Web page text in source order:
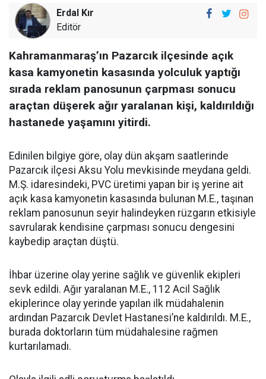
Erdal Kır
Editör
Kahramanmaraş’ın Pazarcık ilçesinde açık
kasa kamyonetin kasasında yolculuk yaptığı
sırada reklam panosunun çarpması sonucu
araçtan düşerek ağır yaralanan kişi, kaldırıldığı
hastanede yaşamını yitirdi.
Edinilen bilgiye göre, olay dün akşam saatlerinde
Pazarcık ilçesi Aksu Yolu mevkisinde meydana geldi.
M.Ş. idaresindeki, PVC üretimi yapan bir iş yerine ait
açık kasa kamyonetin kasasında bulunan M.E., taşınan
reklam panosunun seyir halindeyken rüzgarın etkisiyle
savrularak kendisine çarpması sonucu dengesini
kaybedip araçtan düştü.
İhbar üzerine olay yerine sağlık ve güvenlik ekipleri
sevk edildi. Ağır yaralanan M.E., 112 Acil Sağlık
ekiplerince olay yerinde yapılan ilk müdahalenin
ardından Pazarcık Devlet Hastanesi’ne kaldırıldı. M.E.,
burada doktorların tüm müdahalesine rağmen
kurtarılamadı.